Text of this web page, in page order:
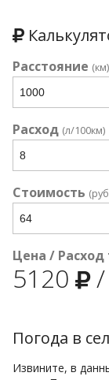
Расстояние (км)
Расход (л/100км)
Стоимость
Цена / Расход
5120 /
Погода в
Извините, в